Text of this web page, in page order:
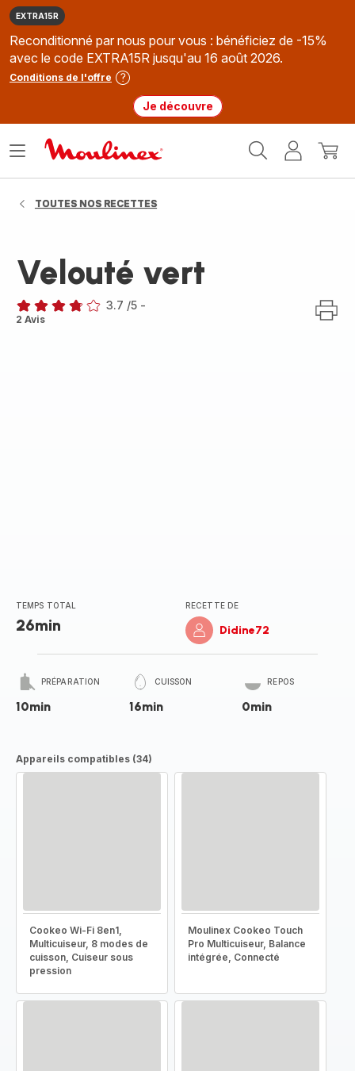
EXTRA15R
Reconditionné par nous pour vous : bénéficiez de -15%
avec le code EXTRA15R jusqu'au 16 août 2026.
Conditions de l'offre
Je découvre
MonMon
Ouvrir
TOUTES NOS RECETTES
Velouté vert
ratings.3.7
3.7 /5 -
2 Avis
TEMPS TOTAL
26min
RECETTE DE
Didine72
PRÉPARATION
10min
CUISSON
16min
REPOS
0min
Appareils compatibles (34)
Cookeo Wi-Fi 8en1,
Multicuiseur, 8 modes de
cuisson, Cuiseur sous
pression
Moulinex Cookeo Touch
Pro Multicuiseur, Balance
intégrée, Connecté